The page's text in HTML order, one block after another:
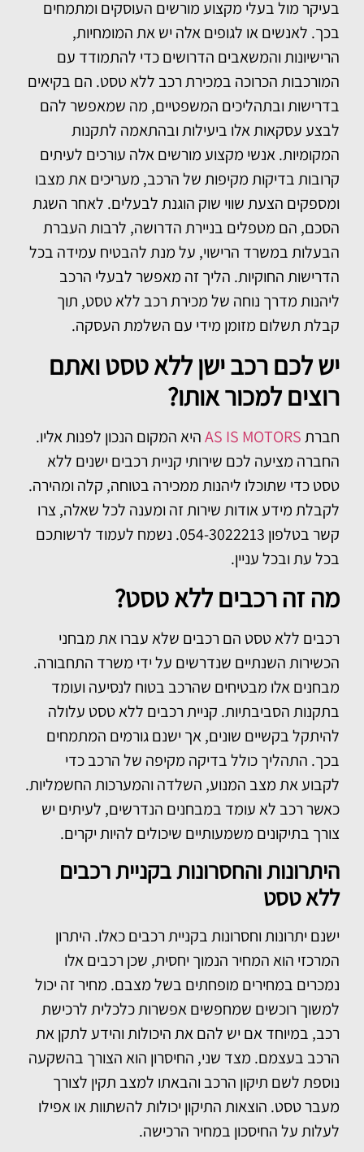
בעיקר מול בעלי מקצוע מורשים העוסקים ומתמחים
בכך. לאנשים או לגופים אלה יש את המומחיות,
הרישיונות והמשאבים הדרושים כדי להתמודד עם
המורכבות הכרוכה במכירת רכב ללא טסט. הם בקיאים
בדרישות ובתהליכים המשפטיים, מה שמאפשר להם
לבצע עסקאות אלו ביעילות ובהתאמה לתקנות
המקומיות. אנשי מקצוע מורשים אלה עורכים לעיתים
קרובות בדיקות מקיפות של הרכב, מעריכים את מצבו
ומספקים הצעת שווי שוק הוגנת לבעלים. לאחר השגת
הסכם, הם מטפלים בניירת הדרושה, לרבות העברת
הבעלות במשרד הרישוי, על מנת להבטיח עמידה בכל
הדרישות החוקיות. הליך זה מאפשר לבעלי הרכב
ליהנות מדרך נוחה של מכירת רכב ללא טסט, תוך
קבלת תשלום מזומן מידי עם השלמת העסקה.
יש לכם רכב ישן ללא טסט ואתם
רוצים למכור אותו?
חברתAS IS MOTORSהיא המקום הנכון לפנות אליו.
החברה מציעה לכם שירותי קניית רכבים ישנים ללא
טסט כדי שתוכלו ליהנות ממכירה בטוחה, קלה ומהירה.
לקבלת מידע אודות שירות זה ומענה לכל שאלה, צרו
קשר בטלפון 054-3022213. נשמח לעמוד לרשותכם
בכל עת ובכל עניין.
מה זה רכבים ללא טסט?
רכבים ללא טסט הם רכבים שלא עברו את מבחני
הכשירות השנתיים שנדרשים על ידי משרד התחבורה.
מבחנים אלו מבטיחים שהרכב בטוח לנסיעה ועומד
בתקנות הסביבתיות. קניית רכבים ללא טסט עלולה
להיתקל בקשיים שונים, אך ישנם גורמים המתמחים
בכך. התהליך כולל בדיקה מקיפה של הרכב כדי
לקבוע את מצב המנוע, השלדה והמערכות החשמליות.
כאשר רכב לא עומד במבחנים הנדרשים, לעיתים יש
צורך בתיקונים משמעותיים שיכולים להיות יקרים.
היתרונות והחסרונות בקניית רכבים
ללא טסט
ישנם יתרונות וחסרונות בקניית רכבים כאלו. היתרון
המרכזי הוא המחיר הנמוך יחסית, שכן רכבים אלו
נמכרים במחירים מופחתים בשל מצבם. מחיר זה יכול
למשוך רוכשים שמחפשים אפשרות כלכלית לרכישת
רכב, במיוחד אם יש להם את היכולות והידע לתקן את
הרכב בעצמם. מצד שני, החיסרון הוא הצורך בהשקעה
נוספת לשם תיקון הרכב והבאתו למצב תקין לצורך
מעבר טסט. הוצאות התיקון יכולות להשתוות או אפילו
לעלות על החיסכון במחיר הרכישה.